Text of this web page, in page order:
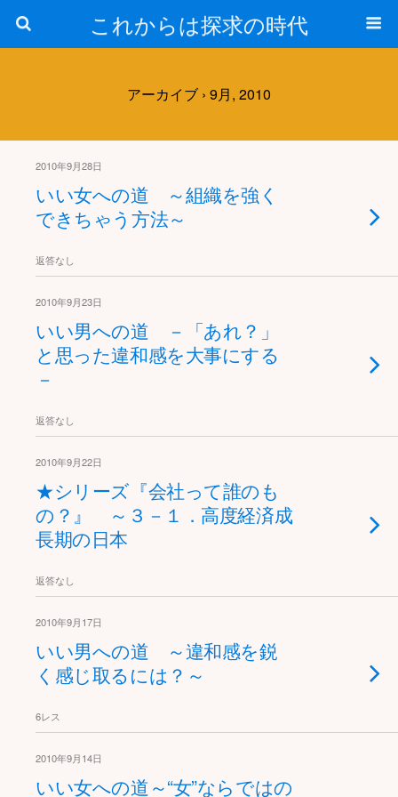
これからは探求の時代
アーカイブ › 9月, 2010
2010年9月28日
いい女への道 ～組織を強く
できちゃう方法～
返答なし
2010年9月23日
いい男への道 －「あれ？」
と思った違和感を大事にする
－
返答なし
2010年9月22日
★シリーズ『会社って誰のも
の？』 ～３－１．高度経済成
長期の日本
返答なし
2010年9月17日
いい男への道 ～違和感を鋭
く感じ取るには？～
6レス
2010年9月14日
いい女への道～“女”ならではの